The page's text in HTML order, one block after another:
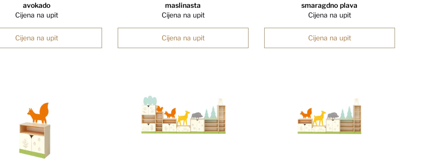
avokado
Cijena na upit
Cijena na upit
maslinasta
Cijena na upit
Cijena na upit
smaragdno plava
Cijena na upit
Cijena na upit